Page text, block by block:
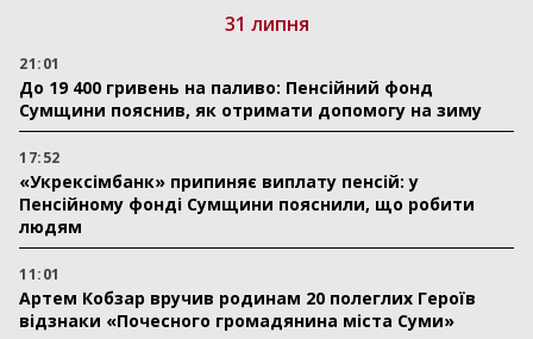
31 липня
21:01
До 19 400 гривень на паливо: Пенсійний фонд
Сумщини пояснив, як отримати допомогу на зиму
17:52
«Укрексімбанк» припиняє виплату пенсій: у
Пенсійному фонді Сумщини пояснили, що робити
людям
11:01
Артем Кобзар вручив родинам 20 полеглих Героїв
відзнаки «Почесного громадянина міста Суми»